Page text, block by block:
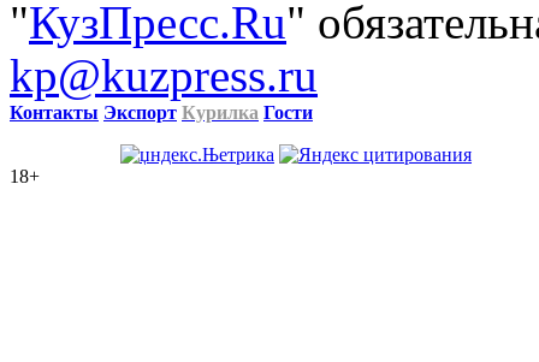
"КузПресс.Ru"
kp@kuzpress.ru
Контакты Экспорт Курилка Гости
18+